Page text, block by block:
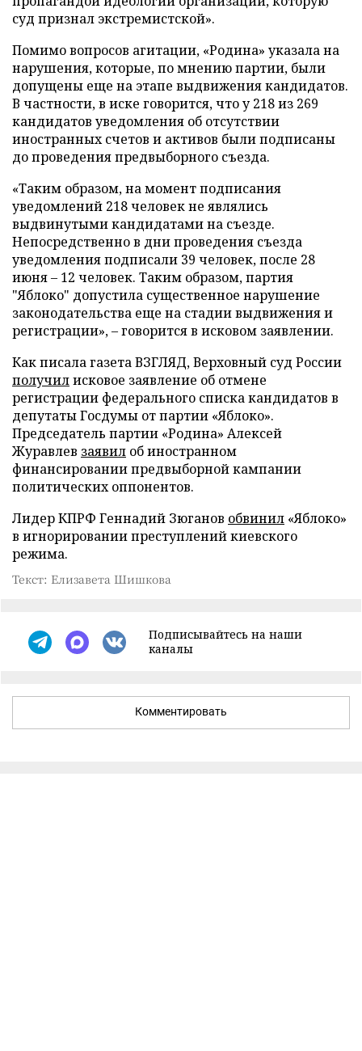
суд признал экстремистской».
Помимо вопросов агитации, «Родина» указала на
нарушения, которые, по мнению партии, были
допущены еще на этапе выдвижения кандидатов.
В частности, в иске говорится, что у 218 из 269
кандидатов уведомления об отсутствии
иностранных счетов и активов были подписаны
до проведения предвыборного съезда.
«Таким образом, на момент подписания
уведомлений 218 человек не являлись
выдвинутыми кандидатами на съезде.
Непосредственно в дни проведения съезда
уведомления подписали 39 человек, после 28
июня – 12 человек. Таким образом, партия
"Яблоко" допустила существенное нарушение
законодательства еще на стадии выдвижения и
регистрации», – говорится в исковом заявлении.
Как писала газета ВЗГЛЯД, Верховный суд России
получилисковое заявление об отмене
регистрации федерального списка кандидатов в
депутаты Госдумы от партии «Яблоко».
Председатель партии «Родина» Алексей
Журавлев заявил об иностранном
финансировании предвыборной кампании
политических оппонентов.
Лидер КПРФ Геннадий Зюганов обвинил «Яблоко»
в игнорировании преступлений киевского
режима.
Текст: Елизавета Шишкова
Подписывайтесь на наши
каналы
Комментировать